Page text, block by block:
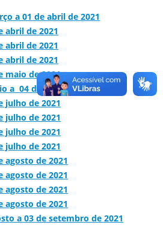
a 01 de abril de 2021
abril de 2021
abril de 2021
abril de 2021
maio de 2021
a 04 de junho de 2021
julho de 2021
julho de 2021
julho de 2021
julho de 2021
agosto de 2021
agosto de 2021
agosto de 2021
agosto de 2021
a 03 de setembro de 2021